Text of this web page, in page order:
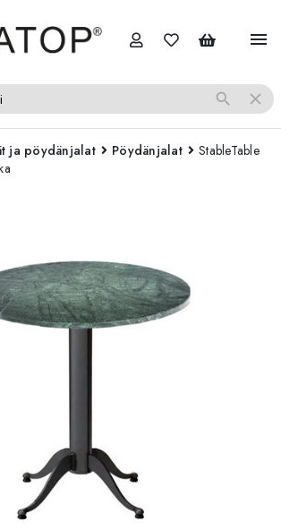
menu
search close
ja pöydänjalat Pöydänjalat
StableTable